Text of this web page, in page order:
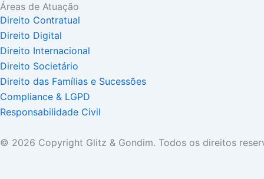
Áreas de Atuação
Direito Contratual
Direito Digital
Direito Internacional
Direito Societário
Direito das Famílias e Sucessões
Compliance & LGPD
Responsabilidade Civil
© 2026 Copyright Glitz & Gondim. Todos os direitos